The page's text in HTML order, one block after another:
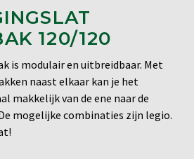
120/120
is modulair en uitbreidbaar. Met
naast elkaar kan je het
makkelijk van de ene naar de
mogelijke combinaties zijn legio.